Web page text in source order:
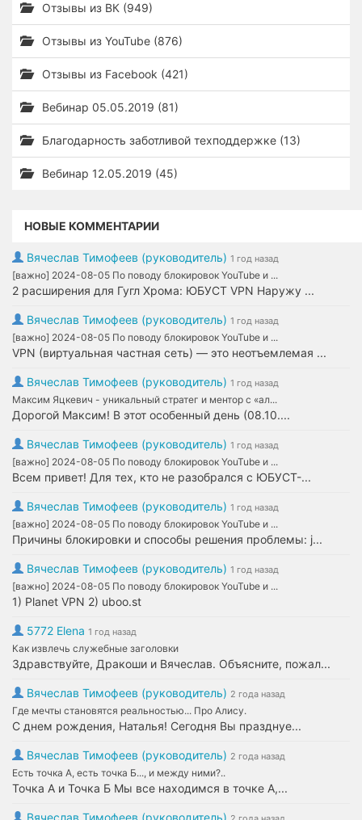
Отзывы из ВК (949)
Отзывы из YouTube (876)
Отзывы из Facebook (421)
Вебинар 05.05.2019 (81)
Благодарность заботливой техподдержке (13)
Вебинар 12.05.2019 (45)
НОВЫЕ КОММЕНТАРИИ
Вячеслав Тимофеев (руководитель) 1 год назад
[важно] 2024-08-05 По поводу блокировок YouTube и ...
2 расширения для Гугл Хрома: ЮБУСТ VPN Наружу ...
Вячеслав Тимофеев (руководитель) 1 год назад
[важно] 2024-08-05 По поводу блокировок YouTube и ...
VPN (виртуальная частная сеть) — это неотъемлемая ...
Вячеслав Тимофеев (руководитель) 1 год назад
Максим Яцкевич - уникальный стратег и ментор с «ал...
Дорогой Максим! В этот особенный день (08.10....
Вячеслав Тимофеев (руководитель) 1 год назад
[важно] 2024-08-05 По поводу блокировок YouTube и ...
Всем привет! Для тех, кто не разобрался с ЮБУСТ-...
Вячеслав Тимофеев (руководитель) 1 год назад
[важно] 2024-08-05 По поводу блокировок YouTube и ...
Причины блокировки и способы решения проблемы: j...
Вячеслав Тимофеев (руководитель) 1 год назад
[важно] 2024-08-05 По поводу блокировок YouTube и ...
1) Planet VPN 2) uboo.st
5772 Elena 1 год назад
Как извлечь служебные заголовки
Здравствуйте, Дракоши и Вячеслав. Объясните, пожал...
Вячеслав Тимофеев (руководитель) 2 года назад
Где мечты становятся реальностью... Про Алису.
С днем рождения, Наталья! Сегодня Вы празднуе...
Вячеслав Тимофеев (руководитель) 2 года назад
Есть точка А, есть точка Б..., и между ними?..
Точка А и Точка Б Мы все находимся в точке А,...
Вячеслав Тимофеев (руководитель)